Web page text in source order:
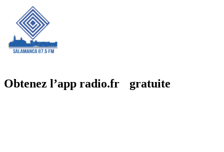
Obtenez l’app radio.fr gratuite